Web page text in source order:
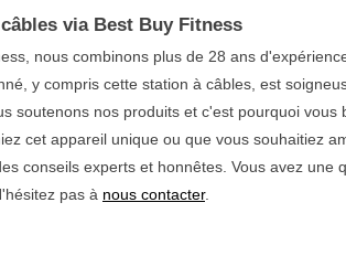
via Best Buy Fitness
nous combinons plus de 28 ans
y compris cette station à câbles, est
soutenons nos produits et c'est pourquoi vous
cet appareil unique ou que vous souhaitiez
conseils experts et honnêtes. Vous avez une
pas à nous contacter.